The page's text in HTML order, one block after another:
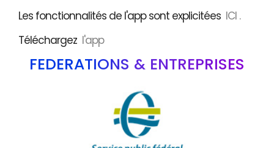
Les fonctionnalités de l'app sont explicitées ICI .
Téléchargez l'app
FÉDÉRATIONS & ENTREPRISES